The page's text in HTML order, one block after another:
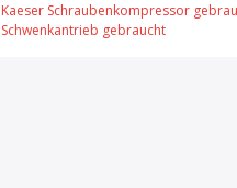
Kaeser Schraubenkompressor
Schwenkantrieb gebraucht